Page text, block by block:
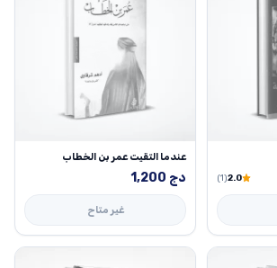
2.0
(1)
عندما التقيت عمر بن الخطاب
1,200 دج
غير متاح